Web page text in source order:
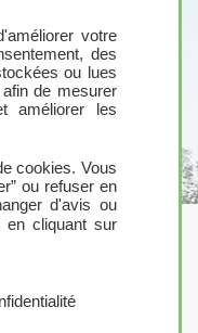
votre
des
ou lues
de mesurer
améliorer les
cookies. Vous
ou refuser en
d'avis ou
en cliquant sur